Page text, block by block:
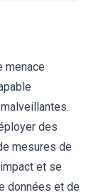
menace
des
mesures de
et se
données et de